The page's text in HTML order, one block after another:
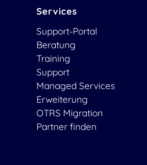
Services
Support-Portal
Beratung
Training
Support
Managed Services
Erweiterung
OTRS Migration
Partner finden